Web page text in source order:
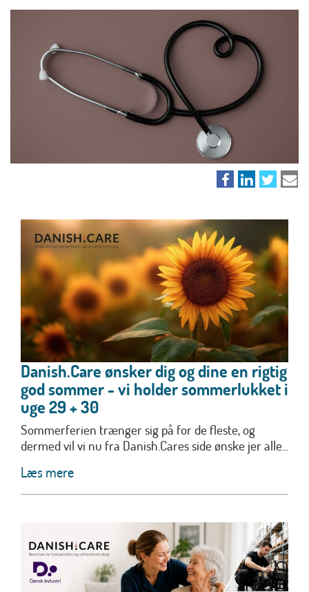
Danish.Care ønsker dig og dine en rigtig
god sommer - vi holder sommerlukket i
uge 29 + 30
Sommerferien trænger sig på for de fleste, og
dermed vil vi nu fra Danish.Cares side ønske jer alle...
Læs mere